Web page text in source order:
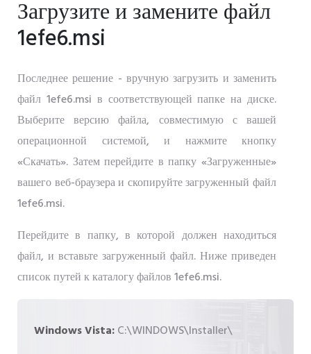
Загрузите и замените файл
1efe6.msi
Последнее решение - вручную загрузить и заменить
файл 1efe6.msi в соответствующей папке на диске.
Выберите версию файла, совместимую с вашей
операционной системой, и нажмите кнопку
«Скачать». Затем перейдите в папку «Загруженные»
вашего веб-браузера и скопируйте загруженный файл
1efe6.msi.
Перейдите в папку, в которой должен находиться
файл, и вставьте загруженный файл. Ниже приведен
список путей к каталогу файлов 1efe6.msi.
Windows Vista:C:\WINDOWS\Installer\